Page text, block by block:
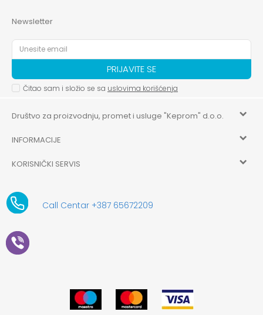
Newsletter
PRIJAVITE SE
Čitao sam i složio se sa uslovima korišćenja
Društvo za proizvodnju, promet i usluge "Keprom" d.o.o.
HILANDARSKA 32, ISTOČNO NOVO SARAJEVO, ISTOČNO
aksaonlinebih@aksabih.ba
5514802214205743
61-01-0052-11
11079253
INFORMACIJE
Zaposlenje
Saradnja
KORISNIČKI SERVIS
Uslovi korišćenja i prodaje
Kako kupiti
Plaćanje karticama
Call Centar +387 65672209